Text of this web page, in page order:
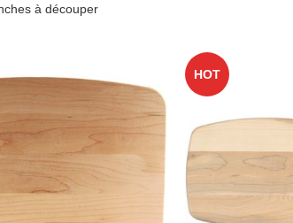
à découper
HOT